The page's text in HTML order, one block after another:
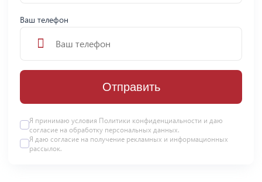
Ваш телефон
Отправить
Я принимаю условия Политики конфиденциальности и даю
согласие на обработку персональных данных.
Я даю согласие на получение рекламных и информационных
рассылок.